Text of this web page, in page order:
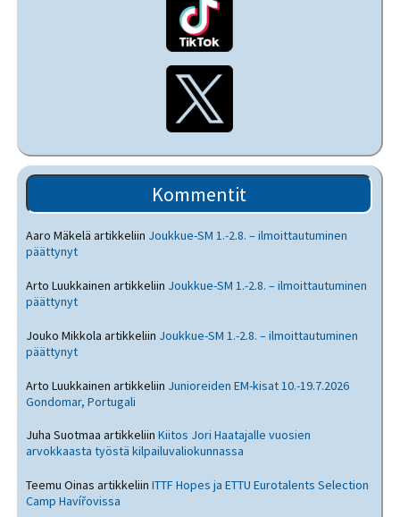
Kommentit
Aaro Mäkelä artikkeliin Joukkue-SM 1.-2.8. – ilmoittautuminen
päättynyt
Arto Luukkainen artikkeliin Joukkue-SM 1.-2.8. – ilmoittautuminen
päättynyt
Jouko Mikkola artikkeliin Joukkue-SM 1.-2.8. – ilmoittautuminen
päättynyt
Arto Luukkainen artikkeliin Junioreiden EM-kisat 10.-19.7.2026
Gondomar, Portugali
Juha Suotmaa artikkeliinKiitos Jori Haatajalle vuosien
arvokkaasta työstä kilpailuvaliokunnassa
Teemu Oinas artikkeliinITTF Hopes ja ETTU Eurotalents Selection
Camp Havířovissa